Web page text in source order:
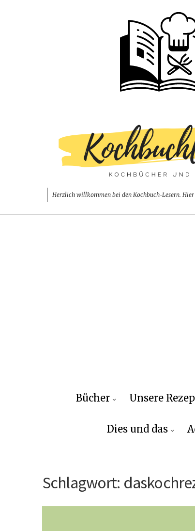
Herzlich willkommen bei den Kochbuch-Lesern. Hier
Bücher Unsere
Dies und das
Schlagwort: